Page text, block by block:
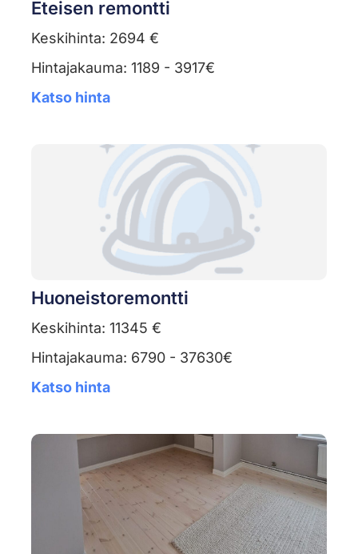
Eteisen remontti
Keskihinta: 2694 €
Hintajakauma: 1189 - 3917€
Katso hinta
Huoneistoremontti
Keskihinta: 11345 €
Hintajakauma: 6790 - 37630€
Katso hinta